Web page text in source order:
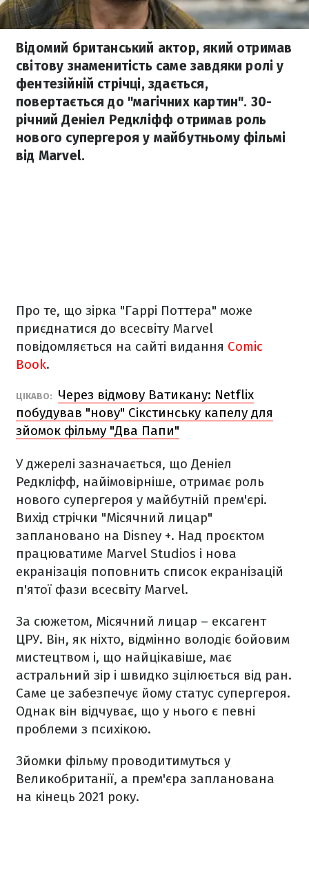
Відомий британський актор, який отримав
світову знаменитість саме завдяки ролі у
фентезійній стрічці, здається,
повертається до "магічних картин". 30-
річний Деніел Редкліфф отримав роль
нового супергероя у майбутньому фільмі
від Marvel.
Про те, що зірка "Гаррі Поттера" може
приєднатися до всесвіту Marvel
повідомляється на сайті видання Comic
Book.
ЦІКАВО:
Через відмову Ватикану: Netflix
побудував "нову" Сікстинську капелу для
зйомок фільму "Два Папи"
У джерелі зазначається, що Деніел
Редкліфф, найімовірніше, отримає роль
нового супергероя у майбутній прем'єрі.
Вихід стрічки "Місячний лицар"
заплановано на Disney +. Над проєктом
працюватиме Marvel Studios і нова
екранізація поповнить список екранізацій
п'ятої фази всесвіту Marvel.
За сюжетом, Місячний лицар – ексагент
ЦРУ. Він, як ніхто, відмінно володіє бойовим
мистецтвом і, що найцікавіше, має
астральний зір і швидко зцілюється від ран.
Саме це забезпечує йому статус супергероя.
Однак він відчуває, що у нього є певні
проблеми з психікою.
Зйомки фільму проводитимуться у
Великобританії, а прем'єра запланована
на кінець 2021 року.